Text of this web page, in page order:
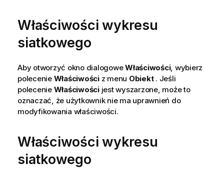
Właściwości wykresu
siatkowego
Aby otworzyć okno dialogoweWłaściwości, wybierz
polecenie Właściwościz menu Obiekt. Jeśli
polecenie Właściwościjest wyszarzone, może to
oznaczać, że użytkownik nie ma uprawnień do
modyfikowania właściwości.
Właściwości wykresu
siatkowego